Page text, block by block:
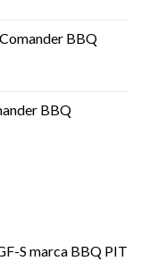
BBQ
BBQ
S marca BBQ PIT